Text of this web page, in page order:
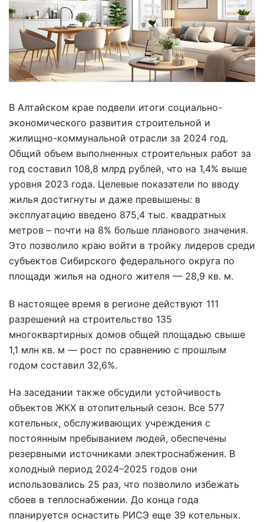
В Алтайском крае подвели итоги социально-
экономического развития строительной и
жилищно-коммунальной отрасли за 2024 год.
Общий объем выполненных строительных работ за
год составил 108,8 млрд рублей, что на 1,4% выше
уровня 2023 года. Целевые показатели по вводу
жилья достигнуты и даже превышены: в
эксплуатацию введено 875,4 тыс. квадратных
метров – почти на 8% больше планового значения.
Это позволило краю войти в тройку лидеров среди
субъектов Сибирского федерального округа по
площади жилья на одного жителя — 28,9 кв. м.
В настоящее время в регионе действуют 111
разрешений на строительство 135
многоквартирных домов общей площадью свыше
1,1 млн кв. м — рост по сравнению с прошлым
годом составил 32,6%.
На заседании также обсудили устойчивость
объектов ЖКХ в отопительный сезон. Все 577
котельных, обслуживающих учреждения с
постоянным пребыванием людей, обеспечены
резервными источниками электроснабжения. В
холодный период 2024–2025 годов они
использовались 25 раз, что позволило избежать
сбоев в теплоснабжении. До конца года
планируется оснастить РИСЭ еще 39 котельных.